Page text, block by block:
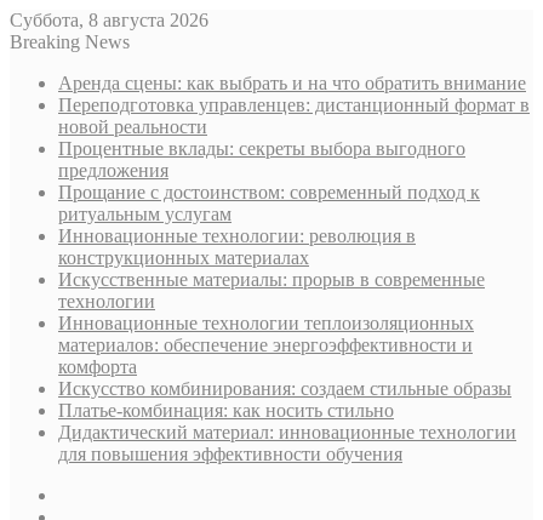
Суббота, 8 августа 2026
Breaking News
Аренда сцены: как выбрать и на что обратить внимание
Переподготовка управленцев: дистанционный формат в
новой реальности
Процентные вклады: секреты выбора выгодного
предложения
Прощание с достоинством: современный подход к
ритуальным услугам
Инновационные технологии: революция в
конструкционных материалах
Искусственные материалы: прорыв в современные
технологии
Инновационные технологии теплоизоляционных
материалов: обеспечение энергоэффективности и
комфорта
Искусство комбинирования: создаем стильные образы
Платье-комбинация: как носить стильно
Дидактический материал: инновационные технологии
для повышения эффективности обучения